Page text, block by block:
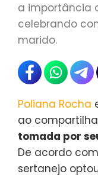
a importância
celebrando
marido.
Poliana Rocha
ao
tomada por
De acordo
sertanejo